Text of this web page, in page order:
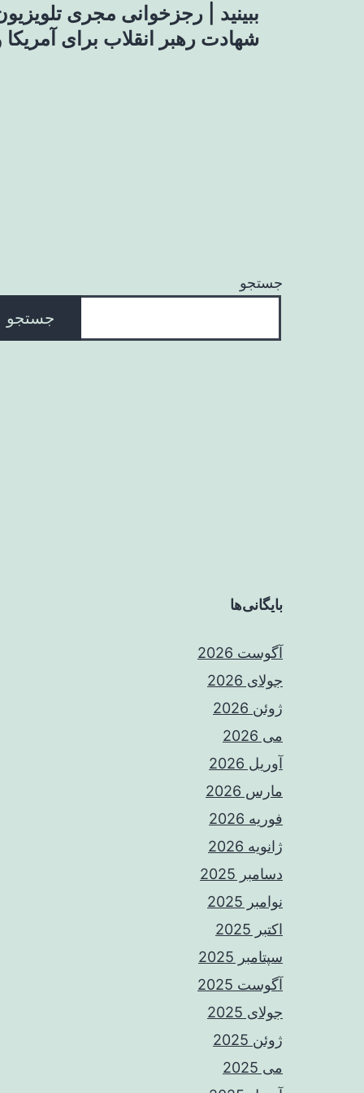
نوشته
ببینید | رجزخوانی مجری
شهادت رهبر انقلاب برای آمریکا
جستجو
جستجو
بایگانی‌ها
آگوست 2026
جولای 2026
ژوئن 2026
می 2026
آوریل 2026
مارس 2026
فوریه 2026
ژانویه 2026
دسامبر 2025
نوامبر 2025
اکتبر 2025
سپتامبر 2025
آگوست 2025
جولای 2025
ژوئن 2025
می 2025